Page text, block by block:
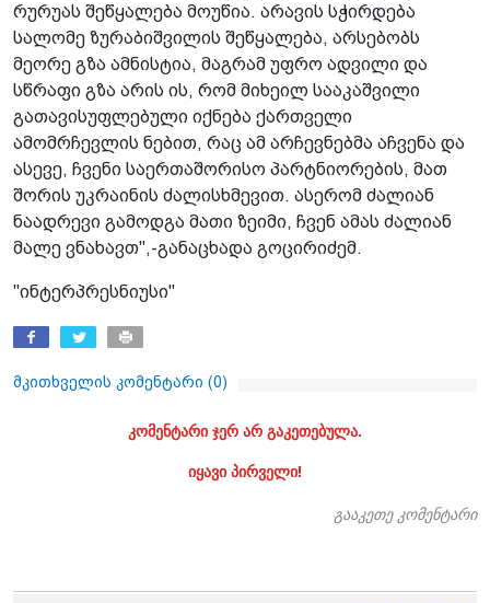
რურუას შეწყალება მოუწია. არავის სჭირდება
სალომე ზურაბიშვილის შეწყალება, არსებობს
მეორე გზა ამნისტია, მაგრამ უფრო ადვილი და
სწრაფი გზა არის ის, რომ მიხეილ სააკაშვილი
გათავისუფლებული იქნება ქართველი
ამომრჩევლის ნებით, რაც ამ არჩევნებმა აჩვენა და
ასევე, ჩვენი საერთაშორისო პარტნიორების, მათ
შორის უკრაინის ძალისხმევით. ასერომ ძალიან
ნაადრევი გამოდგა მათი ზეიმი, ჩვენ ამას ძალიან
მალე ვნახავთ",-განაცხადა გოცირიძემ.
"ინტერპრესნიუსი"
მკითხველის კომენტარი (0)
კომენტარი ჯერ არ გაკეთებულა.
იყავი პირველი!
გააკეთე კომენტარი